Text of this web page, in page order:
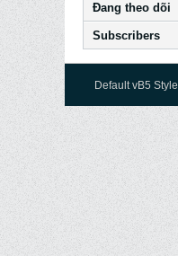
Ðang theo dõi
Subscribers
Default vB5 Style